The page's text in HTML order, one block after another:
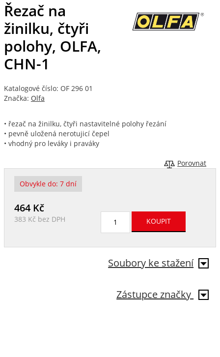
Řezač na
žinilku, čtyři
polohy, OLFA,
CHN-1
Katalogové číslo: OF 296 01
Značka: Olfa
• řezač na žinilku, čtyři nastavitelné polohy řezání
• pevně uložená nerotujicí čepel
• vhodný pro leváky i praváky
Porovnat
Obvykle do: 7 dní
464Kč
383 Kč bez DPH
Soubory ke stažení
Zástupce značky